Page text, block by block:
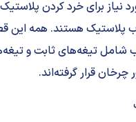
نیاز برای خرد کردن
هستند. همه این
شامل تیغه‌های ثابت و
قرار گرفته‌اند.